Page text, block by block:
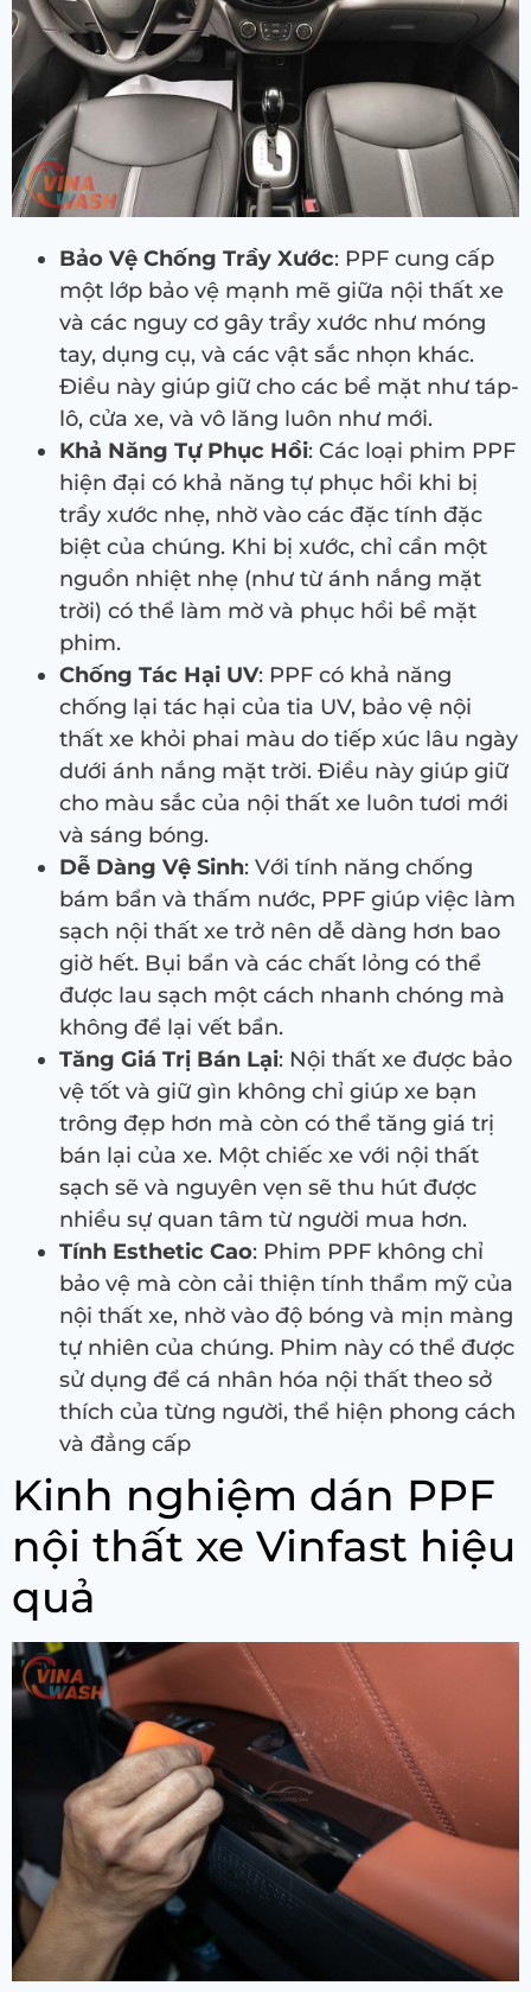
Bảo Vệ Chống Trầy Xước: PPF cung cấp
một lớp bảo vệ mạnh mẽ giữa nội thất xe
và các nguy cơ gây trầy xước như móng
tay, dụng cụ, và các vật sắc nhọn khác.
Điều này giúp giữ cho các bề mặt như táp-
lô, cửa xe, và vô lăng luôn như mới.
Khả Năng Tự Phục Hồi: Các loại phim PPF
hiện đại có khả năng tự phục hồi khi bị
trầy xước nhẹ, nhờ vào các đặc tính đặc
biệt của chúng. Khi bị xước, chỉ cần một
nguồn nhiệt nhẹ (như từ ánh nắng mặt
trời) có thể làm mờ và phục hồi bề mặt
phim.
Chống Tác Hại UV: PPF có khả năng
chống lại tác hại của tia UV, bảo vệ nội
thất xe khỏi phai màu do tiếp xúc lâu ngày
dưới ánh nắng mặt trời. Điều này giúp giữ
cho màu sắc của nội thất xe luôn tươi mới
và sáng bóng.
Dễ Dàng Vệ Sinh: Với tính năng chống
bám bẩn và thấm nước, PPF giúp việc làm
sạch nội thất xe trở nên dễ dàng hơn bao
giờ hết. Bụi bẩn và các chất lỏng có thể
được lau sạch một cách nhanh chóng mà
không để lại vết bẩn.
Tăng Giá Trị Bán Lại: Nội thất xe được bảo
vệ tốt và giữ gìn không chỉ giúp xe bạn
trông đẹp hơn mà còn có thể tăng giá trị
bán lại của xe. Một chiếc xe với nội thất
sạch sẽ và nguyên vẹn sẽ thu hút được
nhiều sự quan tâm từ người mua hơn.
Tính Esthetic Cao: Phim PPF không chỉ
bảo vệ mà còn cải thiện tính thẩm mỹ của
nội thất xe, nhờ vào độ bóng và mịn màng
tự nhiên của chúng. Phim này có thể được
sử dụng để cá nhân hóa nội thất theo sở
thích của từng người, thể hiện phong cách
và đẳng cấp
Kinh nghiệm dán PPF
nội thất xe Vinfast hiệu
quả